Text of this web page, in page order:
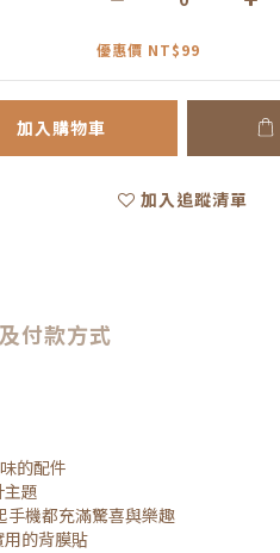
優惠價 NT$99
加入購物車
加入追蹤清單
付款方式
的配件
題
手機都充滿驚喜與樂趣
用的背膜貼